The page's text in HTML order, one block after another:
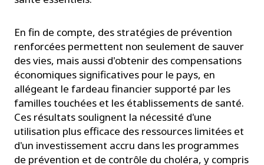
En fin de compte, des stratégies de prévention
renforcées permettent non seulement de sauver
des vies, mais aussi d'obtenir des compensations
économiques significatives pour le pays, en
allégeant le fardeau financier supporté par les
familles touchées et les établissements de santé.
Ces résultats soulignent la nécessité d'une
utilisation plus efficace des ressources limitées et
d'un investissement accru dans les programmes
de prévention et de contrôle du choléra, y compris